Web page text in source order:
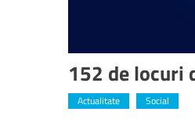
152 de locuri
Actualitate Social